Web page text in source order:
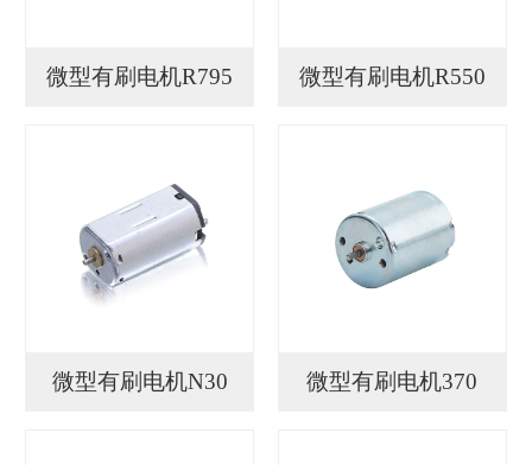
微型有刷电机R795 微型有刷电机R550
微型有刷电机N30 微型有刷电机370